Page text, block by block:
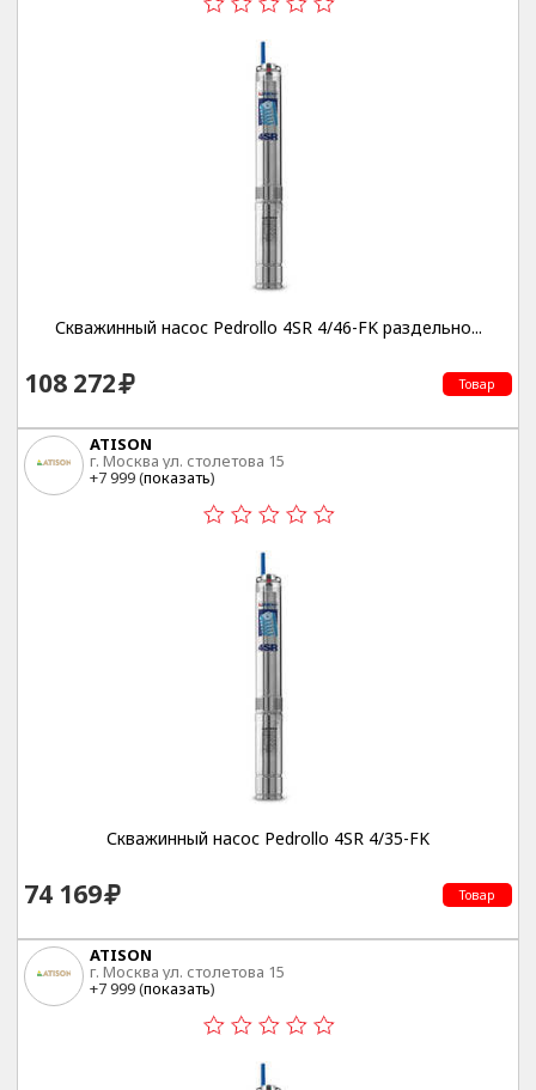
Скважинный насос Pedrollo 4SR 4/46-FK раздельно...
108 272 Товар
ATISON
г. Москва ул. столетова 15
+7 999 (показать)
Скважинный насос Pedrollo 4SR 4/35-FK
74 169 Товар
ATISON
г. Москва ул. столетова 15
+7 999 (показать)